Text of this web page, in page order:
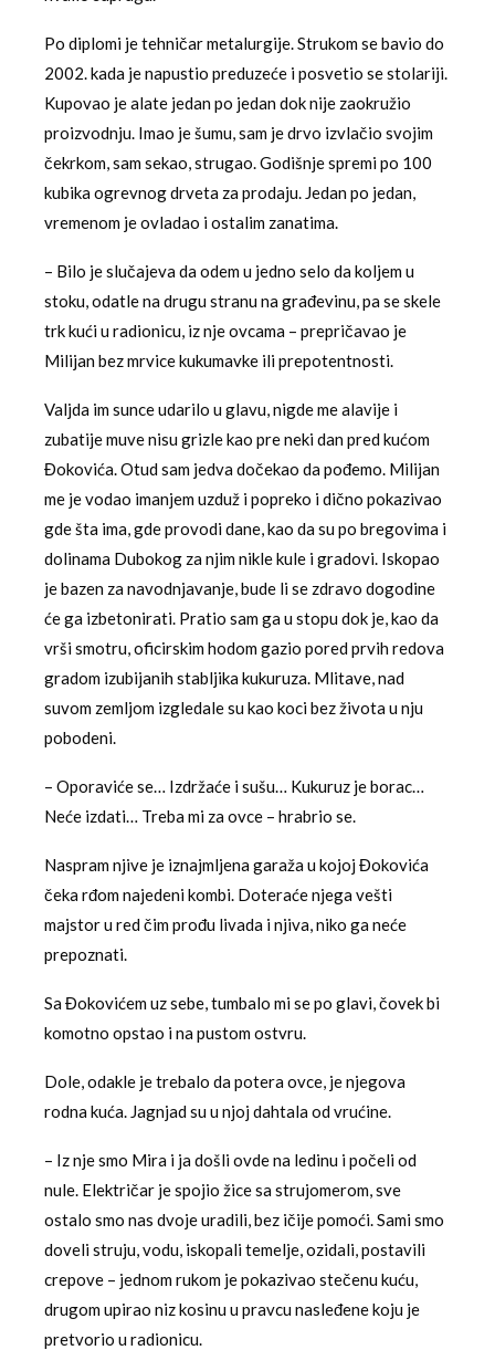
Po diplomi je tehničar metalurgije. Strukom se bavio do
2002. kada je napustio preduzeće i posvetio se stolariji.
Kupovao je alate jedan po jedan dok nije zaokružio
proizvodnju. Imao je šumu, sam je drvo izvlačio svojim
čekrkom, sam sekao, strugao. Godišnje spremi po 100
kubika ogrevnog drveta za prodaju. Jedan po jedan,
vremenom je ovladao i ostalim zanatima.
– Bilo je slučajeva da odem u jedno selo da koljem u
stoku, odatle na drugu stranu na građevinu, pa se skele
trk kući u radionicu, iz nje ovcama – prepričavao je
Milijan bez mrvice kukumavke ili prepotentnosti.
Valjda im sunce udarilo u glavu, nigde me alavije i
zubatije muve nisu grizle kao pre neki dan pred kućom
Đokovića. Otud sam jedva dočekao da pođemo. Milijan
me je vodao imanjem uzduž i popreko i dično pokazivao
gde šta ima, gde provodi dane, kao da su po bregovima i
dolinama Dubokog za njim nikle kule i gradovi. Iskopao
je bazen za navodnjavanje, bude li se zdravo dogodine
će ga izbetonirati. Pratio sam ga u stopu dok je, kao da
vrši smotru, oficirskim hodom gazio pored prvih redova
gradom izubijanih stabljika kukuruza. Mlitave, nad
suvom zemljom izgledale su kao koci bez života u nju
pobodeni.
– Oporaviće se… Izdržaće i sušu… Kukuruz je borac…
Neće izdati… Treba mi za ovce – hrabrio se.
Naspram njive je iznajmljena garaža u kojoj Đokovića
čeka rđom najedeni kombi. Doteraće njega vešti
majstor u red čim prođu livada i njiva, niko ga neće
prepoznati.
Sa Đokovićem uz sebe, tumbalo mi se po glavi, čovek bi
komotno opstao i na pustom ostvru.
Dole, odakle je trebalo da potera ovce, je njegova
rodna kuća. Jagnjad su u njoj dahtala od vrućine.
– Iz nje smo Mira i ja došli ovde na ledinu i počeli od
nule. Električar je spojio žice sa strujomerom, sve
ostalo smo nas dvoje uradili, bez ičije pomoći. Sami smo
doveli struju, vodu, iskopali temelje, ozidali, postavili
crepove – jednom rukom je pokazivao stečenu kuću,
drugom upirao niz kosinu u pravcu nasleđene koju je
pretvorio u radionicu.